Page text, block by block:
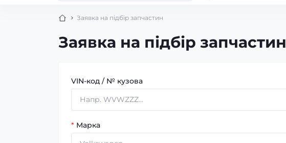
Заявка на підбір запчастин
Заявка на підбір запчастин
VIN-код / № кузова
* Марка